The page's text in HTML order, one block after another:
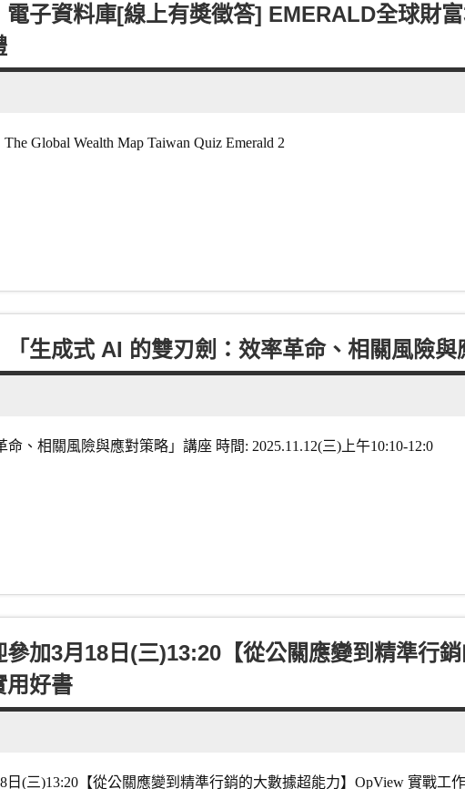
電子資料庫[線上有奬徵答] EMERALD全球財
Global Wealth Map Taiwan Quiz Emerald 2
「生成式 AI 的雙刃劍：效率革命、相關風險
命、相關風險與應對策略」講座 時間: 2025.11.12(三)上午10:10-12:0
參加3月18日(三)13:20【從公關應變到精準行
用好書
日(三)13:20【從公關應變到精準行銷的大數據超能力】OpView 實戰工